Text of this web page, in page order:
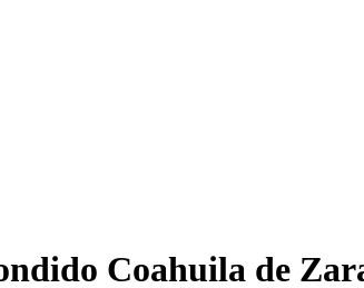
Coahuila de